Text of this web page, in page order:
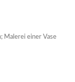
Malerei einer Vase